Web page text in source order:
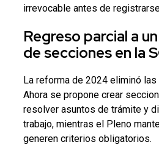
irrevocable antes de
Regreso parcial a
de secciones en la
La reforma de 2024 eliminó las
Ahora se propone crear
resolver asuntos de trámite y
trabajo, mientras el Pleno
generen criterios obligatorios.